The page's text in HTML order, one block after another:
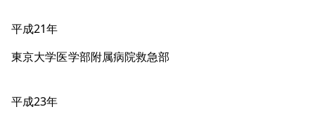
平成21年
東京大学医学部附属病院救急部
平成23年